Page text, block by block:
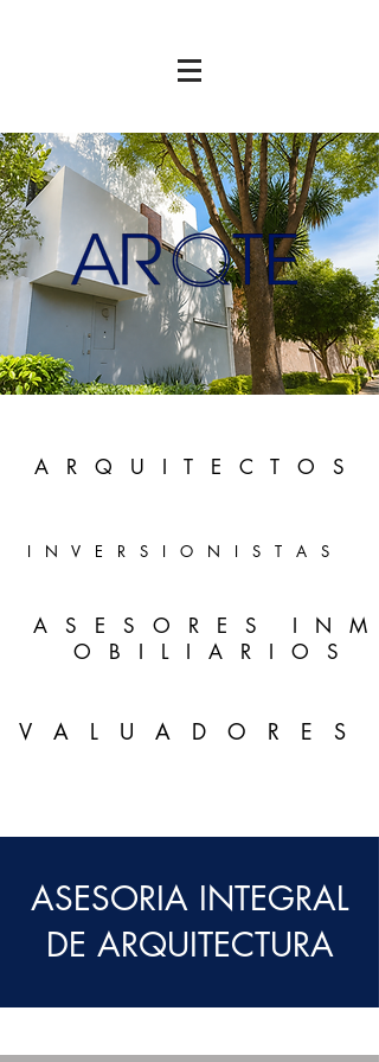
A R Q U I T E C T O S
I N V E R S I O N I S T A S
A S E S O R E S I N M
O B I L I A R I O S
V A L U A D O R E S
ASESORIA INTEGRAL
DE ARQUITECTURA